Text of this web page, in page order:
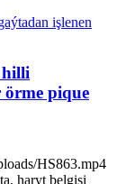
hilli
örme pique
HS863.mp4
haryt belgisi